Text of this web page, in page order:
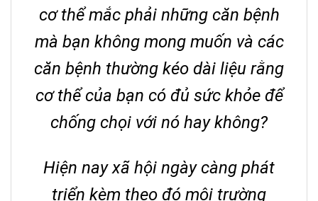
cơ thể mắc phải những căn bệnh
mà bạn không mong muốn và các
căn bệnh thường kéo dài liệu rằng
cơ thể của bạn có đủ sức khỏe để
chống chọi với nó hay không?
Hiện nay xã hội ngày càng phát
triển kèm theo đó môi trường